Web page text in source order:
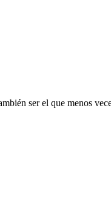
ser el que menos